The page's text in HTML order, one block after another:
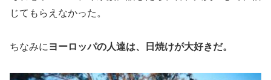
じてもらえなかった。
ちなみに ヨーロッパの人達は、日焼けが大好きだ。